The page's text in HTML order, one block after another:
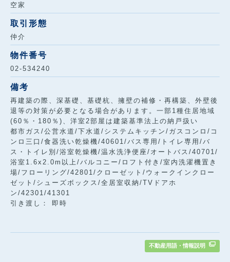
空家
取引形態
仲介
物件番号
02-534240
備考
再建築の際、深基礎、基礎杭、擁壁の補修・再構築、外壁後
退等の対策が必要となる場合があります。一部1種住居地域
(60％・180％)、洋室2部屋は建築基準法上の納戸扱い
都市ガス/公営水道/下水道/システムキッチン/ガスコンロ/コ
ンロ三口/食器洗い乾燥機/40601/バス専用/トイレ専用/バ
ス・トイレ別/浴室乾燥機/温水洗浄便座/オートバス/40701/
浴室1.6x2.0m以上/バルコニー/ロフト付き/室内洗濯機置き
場/フローリング/42801/クローゼット/ウォークインクロー
ゼット/シューズボックス/全居室収納/TVドアホ
ン/42301/41301
引き渡し： 即時
不動産用語・情報説明